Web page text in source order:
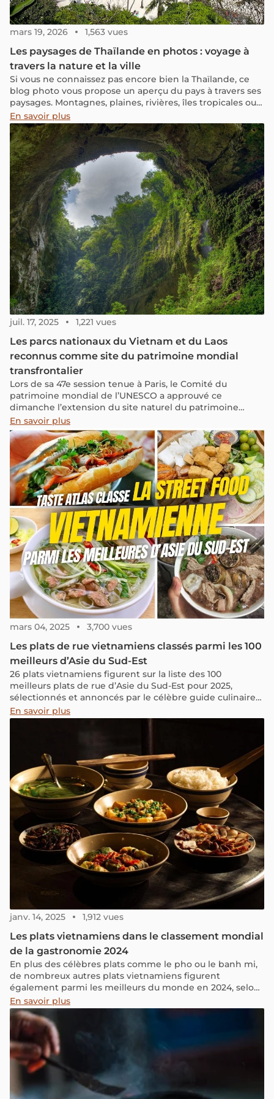
mars 19, 2026 1,563 vues
Les paysages de Thaïlande en photos : voyage à
travers la nature et la ville
Si vous ne connaissez pas encore bien la Thaïlande, ce
blog photo vous propose un aperçu du pays à travers ses
paysages. Montagnes, plaines, rivières, îles tropicales ou
villes animées : chaque coin révèle sa lumière, ses
couleurs et son ambiance unique. À travers ces images,
découvrez la diversité et les contrastes de la Thaïlande,
de la nature sauvage aux scènes urbaines vibrantes.
En savoir plus
juil. 17, 2025 1,221 vues
Les parcs nationaux du Vietnam et du Laos
reconnus comme site du patrimoine mondial
transfrontalier
Lors de sa 47e session tenue à Paris, le Comité du
patrimoine mondial de l’UNESCO a approuvé ce
dimanche l’extension du site naturel du patrimoine
mondial de Phong Nha - Ke Bang, situé au centre du
Vietnam, pour inclure le parc national de Hin Nam No,
dans la province de Khammouane au Laos.
En savoir plus
mars 04, 2025 3,700 vues
Les plats de rue vietnamiens classés parmi les 100
meilleurs d’Asie du Sud-Est
26 plats vietnamiens figurent sur la liste des 100
meilleurs plats de rue d’Asie du Sud-Est pour 2025,
sélectionnés et annoncés par le célèbre guide culinaire
mondial TasteAtlas à la mi-février. Aux côtés des favoris
bien connus comme le phở et le bánh mì, d’autres plats
mettant en avant la diversité et la richesse de la cuisine
de rue vietnamienne. Jetons un coup d’œil aux plats
vietnamiens figurant sur la liste !
En savoir plus
janv. 14, 2025 1,912 vues
Les plats vietnamiens dans le classement mondial
de la gastronomie 2024
En plus des célèbres plats comme le pho ou le banh mi,
de nombreux autres plats vietnamiens figurent
également parmi les meilleurs du monde en 2024, selon
Taste Atlas, le site gastronomique leader au niveau
mondial.
En savoir plus